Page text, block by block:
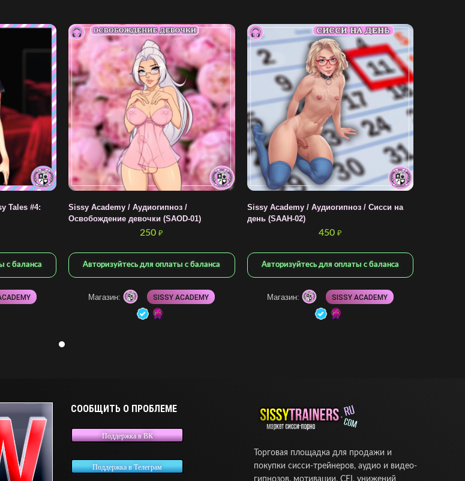
Tales #4:
с баланса
Sissy Academy / Аудиогипноз /
Освобождение девочки (SAOD-01)
250₽
Авторизуйтесь для оплаты с баланса
Магазин: SISSY ACADEMY
Sissy Academy / Аудиогипноз / Сисси на
день (SAAH-02)
450 ₽
Авторизуйтесь для оплаты с баланса
Магазин: SISSY ACADEMY
СООБЩИТЬ О ПРОБЛЕМЕ
Поддержка в ВК
Поддержка в Телеграм
Торговая площадка для продажи и
покупки сисси-трейнеров, аудио и видео-
гипнозов, мотивации, CEI, унижений